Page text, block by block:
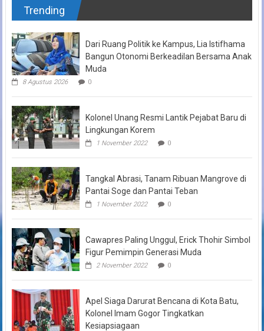
Trending
Dari Ruang Politik ke Kampus, Lia Istifhama
Bangun Otonomi Berkeadilan Bersama Anak
Muda
8 Agustus 2026 0
Kolonel Unang Resmi Lantik Pejabat Baru di
Lingkungan Korem
1 November 2022 0
Tangkal Abrasi, Tanam Ribuan Mangrove di
Pantai Soge dan Pantai Teban
1 November 2022 0
Cawapres Paling Unggul, Erick Thohir Simbol
Figur Pemimpin Generasi Muda
2 November 2022 0
Apel Siaga Darurat Bencana di Kota Batu,
Kolonel Imam Gogor Tingkatkan
Kesiapsiagaan